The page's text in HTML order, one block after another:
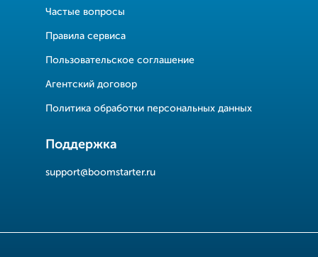
Частые вопросы
Правила сервиса
Пользовательское соглашение
Агентский договор
Политика обработки персональных данных
Поддержка
support@boomstarter.ru